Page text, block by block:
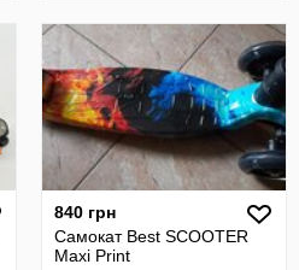
840 грн
Самокат Best SCOOTER
Maxi Print